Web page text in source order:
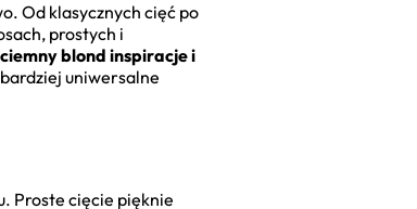
Od klasycznych cięć po
prostych i
ciemny blond inspiracje i
uniwersalne
Proste cięcie pięknie